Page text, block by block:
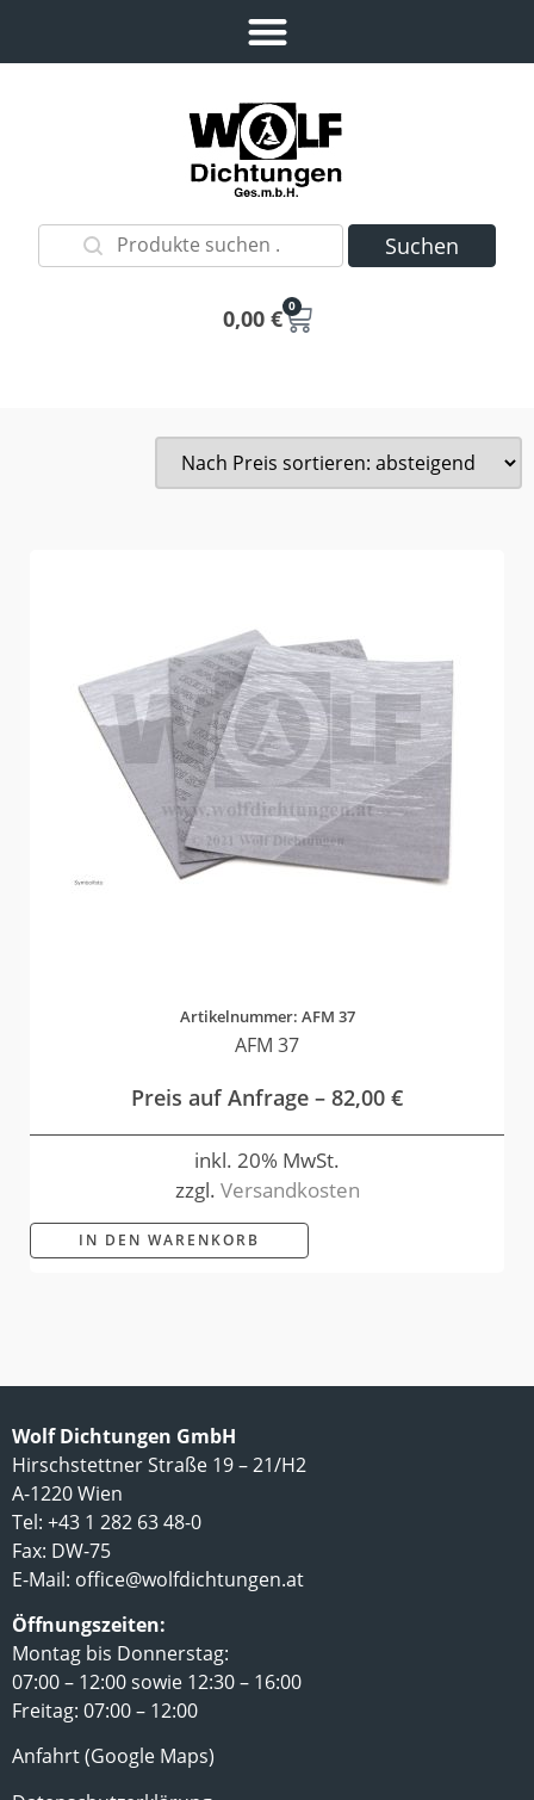
Suchen
0,00 € 0
Artikelnummer: AFM 37
AFM 37
Preis auf Anfrage – 82,00 €
inkl. 20% MwSt.
zzgl. Versandkosten
IN DEN WARENKORB
Wolf Dichtungen GmbH
Hirschstettner Straße 19 – 21/H2
A-1220 Wien
Tel: +43 1 282 63 48-0
Fax: DW-75
E-Mail: office@wolfdichtungen.at
Öffnungszeiten:
Montag bis Donnerstag:
07:00 – 12:00 sowie 12:30 – 16:00
Freitag: 07:00 – 12:00
Anfahrt (Google Maps)